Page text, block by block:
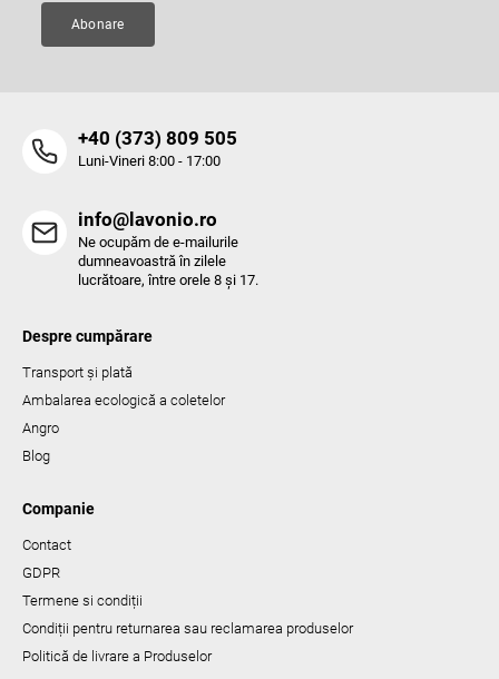
Abonare
‭+40 (373) 809 505‬
Luni-Vineri 8:00 - 17:00
info@lavonio.ro
Ne ocupăm de e-mailurile
dumneavoastră în zilele
lucrătoare, între orele 8 și 17.
Despre cumpărare
Transport și plată
Ambalarea ecologică a coletelor
Angro
Blog
Companie
Contact
GDPR
Termene si condiții
Condiții pentru returnarea sau reclamarea produselor
Politică de livrare a Produselor